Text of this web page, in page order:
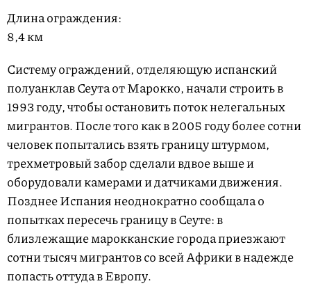
Длина ограждения:
8,4 км
Систему ограждений, отделяющую испанский
полуанклав Сеута от Марокко, начали строить в
1993 году, чтобы остановить поток нелегальных
мигрантов. После того как в 2005 году более сотни
человек попытались взять границу штурмом,
трехметровый забор сделали вдвое выше и
оборудовали камерами и датчиками движения.
Позднее Испания неоднократно сообщала о
попытках пересечь границу в Сеуте: в
близлежащие марокканские города приезжают
сотни тысяч мигрантов со всей Африки в надежде
попасть оттуда в Европу.